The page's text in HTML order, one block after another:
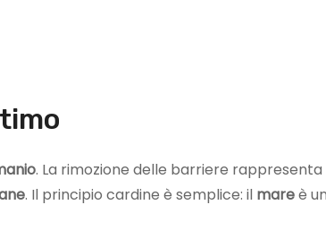
. La rimozione delle barriere
. Il principio cardine è semplice: il mareè